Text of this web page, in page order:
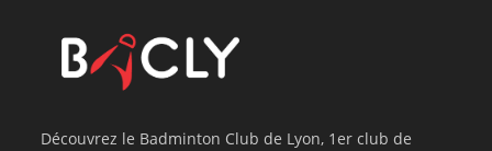
Découvrez le Badminton Club de Lyon, 1er club de